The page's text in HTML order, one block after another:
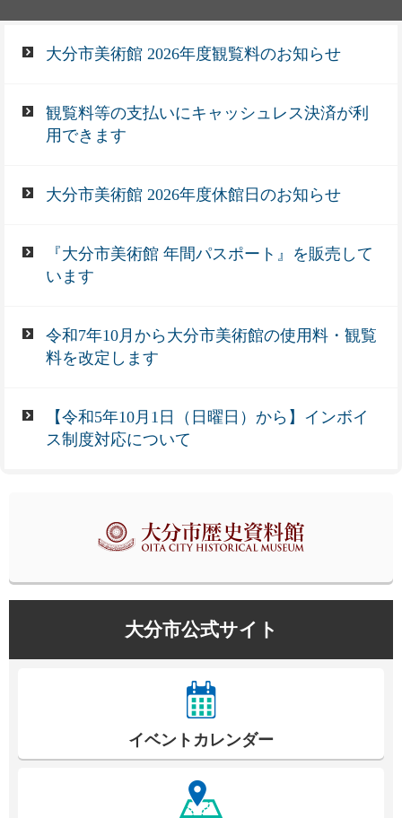
大分市美術館 2026年度観覧料のお知らせ
観覧料等の支払いにキャッシュレス決済が利
用できます
大分市美術館 2026年度休館日のお知らせ
『大分市美術館 年間パスポート』を販売して
います
令和7年10月から大分市美術館の使用料・観覧
料を改定します
【令和5年10月1日（日曜日）から】インボイ
ス制度対応について
大分市公式サイト
イベントカレンダー